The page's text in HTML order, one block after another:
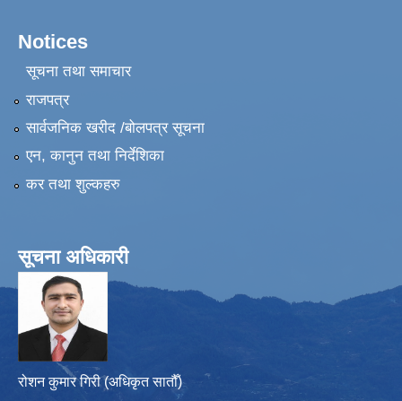
Notices
सूचना तथा समाचार
राजपत्र
सार्वजनिक खरीद /बोलपत्र सूचना
एन, कानुन तथा निर्देशिका
कर तथा शुल्कहरु
सूचना अधिकारी
रोशन कुमार गिरी (अधिकृत सातौँ)